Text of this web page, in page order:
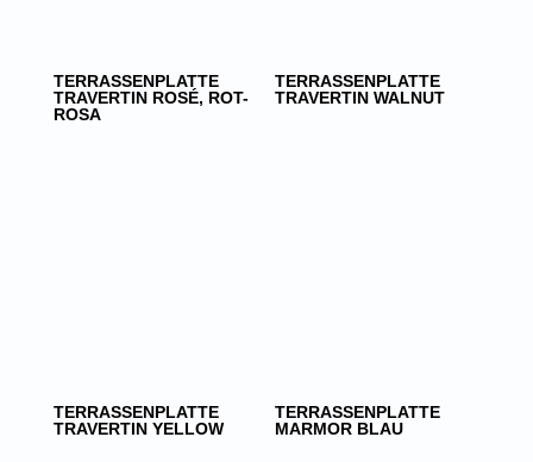
TERRASSENPLATTE
TRAVERTIN ROSÉ, ROT-
ROSA
TERRASSENPLATTE
TRAVERTIN WALNUT
TERRASSENPLATTE
TRAVERTIN YELLOW
TERRASSENPLATTE
MARMOR BLAU